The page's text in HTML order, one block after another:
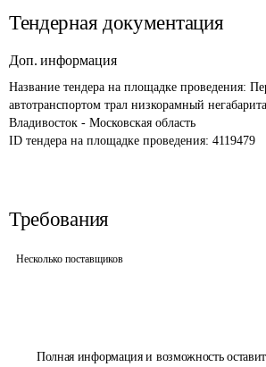
Полная информация и возможность
Тендерная документация
Доп. информация
Название тендера на площадке проведения:
автотранспортом трал низкорамный
Владивосток - Московская область
ID тендера на площадке проведения: 4119479
Требования
Несколько поставщиков